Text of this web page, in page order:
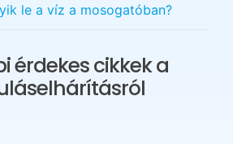
le a víz a mosogatóban?
érdekes cikkek a